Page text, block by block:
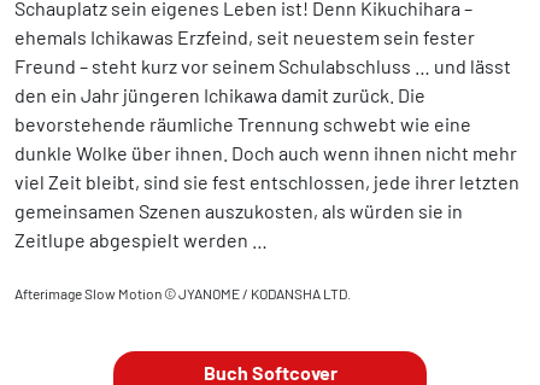
Schauplatz sein eigenes Leben ist! Denn Kikuchihara –
ehemals Ichikawas Erzfeind, seit neuestem sein fester
Freund – steht kurz vor seinem Schulabschluss … und lässt
den ein Jahr jüngeren Ichikawa damit zurück. Die
bevorstehende räumliche Trennung schwebt wie eine
dunkle Wolke über ihnen. Doch auch wenn ihnen nicht mehr
viel Zeit bleibt, sind sie fest entschlossen, jede ihrer letzten
gemeinsamen Szenen auszukosten, als würden sie in
Zeitlupe abgespielt werden …
Afterimage Slow Motion © JYANOME / KODANSHA LTD.
Buch Softcover